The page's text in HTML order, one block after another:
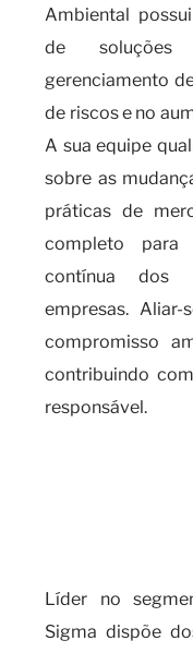
Ambiental
de soluções
gerenciamento
de riscos e no
A sua equipe
sobre as
práticas de
completo para
contínua dos
empresas.
compromisso
contribuindo
responsável.
Líder no
Sigma dispõe